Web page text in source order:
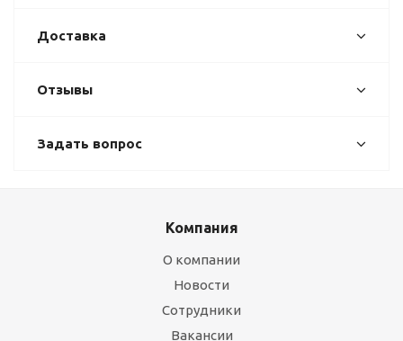
Доставка
Отзывы
Задать вопрос
Компания
О компании
Новости
Сотрудники
Вакансии